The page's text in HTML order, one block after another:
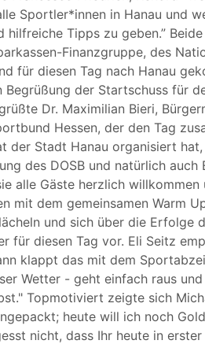
Sportler*innen in Hanau und
hilfreiche Tipps zu geben.”
Finanzgruppe, des
für diesen Tag nach Hanau
der Startschuss für
Dr. Maximilian Bieri,
Hessen, der den Tag
der Stadt Hanau organisiert hat,
des DOSB und natürlich auch
alle Gäste herzlich willkommen
mit dem gemeinsamen Warm
und sich über die Erfolge
für diesen Tag vor. Eli Seitz
klappt das mit dem
Wetter - geht einfach raus
Topmotiviert zeigte sich
heute will ich noch
nicht, dass Ihr heute in